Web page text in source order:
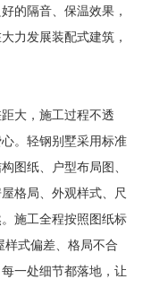
的隔音、保温效果，
力发展装配式建筑，
大，施工过程不透
。轻钢别墅采用标准
图纸、户型布局图、
格局、外观样式、尺
施工全程按照图纸标
样式偏差、格局不合
一处细节都落地，让